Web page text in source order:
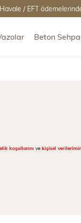
/ EFT
Beton
koşullarını ve kişisel